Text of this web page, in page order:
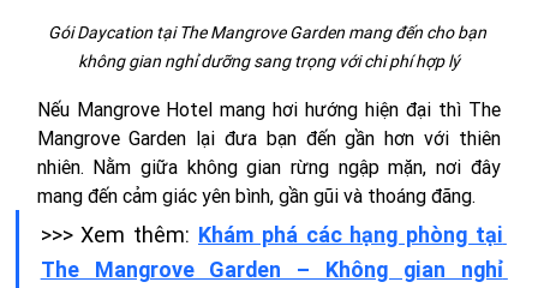
Gói Daycation tại The Mangrove Garden mang đến cho bạn
không gian nghỉ dưỡng sang trọng với chi phí hợp lý
Nếu Mangrove Hotel mang hơi hướng hiện đại thì The
Mangrove Garden lại đưa bạn đến gần hơn với thiên
nhiên. Nằm giữa không gian rừng ngập mặn, nơi đây
mang đến cảm giác yên bình, gần gũi và thoáng đãng.
>>> Xem thêm: Khám phá các hạng phòng tại
The Mangrove Garden – Không gian nghỉ